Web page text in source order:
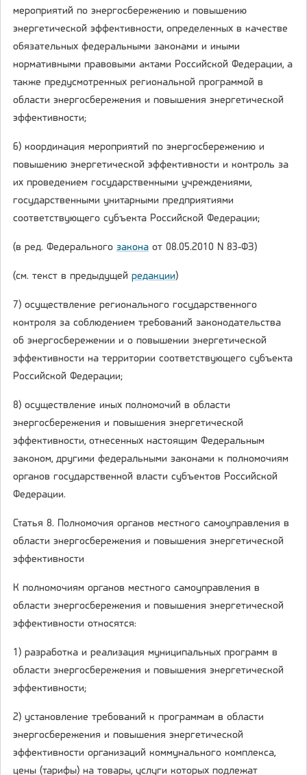
мероприятий по энергосбережению и повышению
энергетической эффективности, определенных в качестве
обязательных федеральными законами и иными
нормативными правовыми актами Российской Федерации, а
также предусмотренных региональной программой в
области энергосбережения и повышения энергетической
эффективности;
6) координация мероприятий по энергосбережению и
повышению энергетической эффективности и контроль за
их проведением государственными учреждениями,
государственными унитарными предприятиями
соответствующего субъекта Российской Федерации;
(в ред. Федерального закона от 08.05.2010 N 83-ФЗ)
(см. текст в предыдущей редакции)
7) осуществление регионального государственного
контроля за соблюдением требований законодательства
об энергосбережении и о повышении энергетической
эффективности на территории соответствующего субъекта
Российской Федерации;
8) осуществление иных полномочий в области
энергосбережения и повышения энергетической
эффективности, отнесенных настоящим Федеральным
законом, другими федеральными законами к полномочиям
органов государственной власти субъектов Российской
Федерации.
Статья 8. Полномочия органов местного самоуправления в
области энергосбережения и повышения энергетической
эффективности
К полномочиям органов местного самоуправления в
области энергосбережения и повышения энергетической
эффективности относятся:
1) разработка и реализация муниципальных программ в
области энергосбережения и повышения энергетической
эффективности;
2) установление требований к программам в области
энергосбережения и повышения энергетической
эффективности организаций коммунального комплекса,
цены (тарифы) на товары, услуги которых подлежат